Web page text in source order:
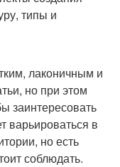
типы и
лаконичным и
но при этом
заинтересовать
варьироваться в
но есть
соблюдать.